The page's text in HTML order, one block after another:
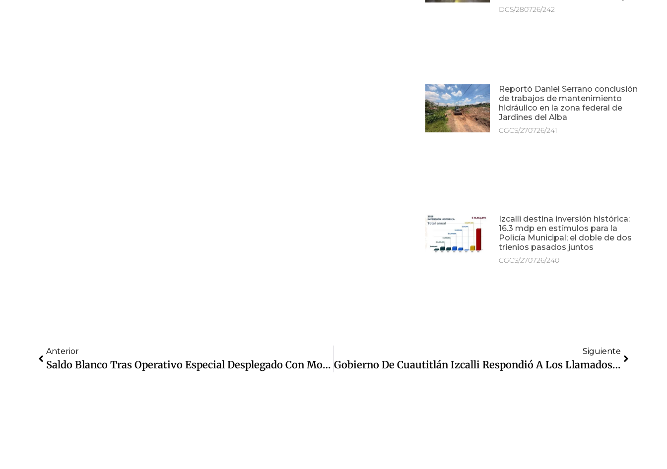
DCS/280726/242
Reportó Daniel Serrano conclusión
de trabajos de mantenimiento
hidráulico en la zona federal de
Jardines del Alba
CGCS/270726/241
Izcalli destina inversión histórica:
16.3 mdp en estímulos para la
Policía Municipal; el doble de dos
trienios pasados juntos
CGCS/270726/240
Anterior
Saldo Blanco Tras Operativo Especial Desplegado Con Motivo De Las Actividades Religiosas De Semana Santa En Cuautitlán Izcalli
Siguiente
Gobierno De Cuautitlán Izcalli Respondió A Los Llamados De Su Población Durante La Contingencia Por Lluvia